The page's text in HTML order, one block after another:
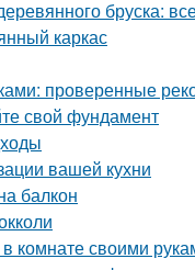
бруска:
каркас
проверенные
свой фундамент
вашей кухни
балкон
комнате своими